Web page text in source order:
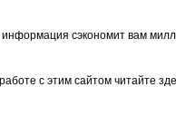
информация сэкономит вам
с этим сайтом читайте